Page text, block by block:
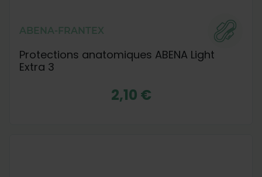
ABENA-FRANTEX
Protections anatomiques ABENA Light
Extra 3
2,10 €